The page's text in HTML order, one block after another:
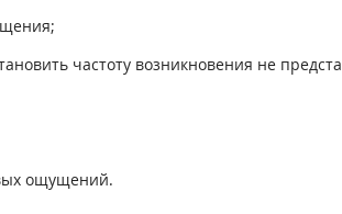
частоту возникновения не
ощущений.